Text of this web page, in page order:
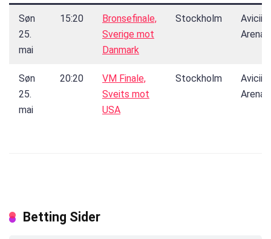
Søn
25.
mai
15:20
Bronsefinale,
Sverige mot
Danmark
Stockholm
Avicii
Arena
Søn
25.
mai
20:20
VM Finale,
Sveits mot
USA
Stockholm
Avicii
Arena
Betting Sider